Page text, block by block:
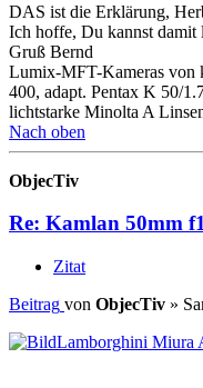
DAS ist die Erklärung,
Ich hoffe, Du kannst
Gruß Bernd
Lumix-MFT-Kameras von
400, adapt. Pentax K 50/
lichtstarke Minolta A
Nach oben
ObjecTiv
Re: Kamlan 50mm
Zitat
Beitrag von ObjecTiv »
Lamborghini Miura